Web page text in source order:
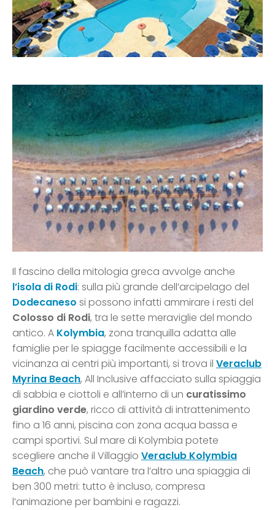
Il fascino della mitologia greca avvolge anche
l’isola di Rodi: sulla più grande dell’arcipelago del
Dodecaneso si possono infatti ammirare i resti del
Colosso di Rodi, tra le sette meraviglie del mondo
antico. A Kolymbia, zona tranquilla adatta alle
famiglie per le spiagge facilmente accessibili e la
vicinanza ai centri più importanti, si trova il Veraclub
Myrina Beach, All Inclusive affacciato sulla spiaggia
di sabbia e ciottoli e all’interno di un curatissimo
giardino verde, ricco di attività di intrattenimento
fino a 16 anni, piscina con zona acqua bassa e
campi sportivi. Sul mare di Kolymbia potete
scegliere anche il Villaggio Veraclub Kolymbia
Beach, che può vantare tra l’altro una spiaggia di
ben 300 metri: tutto è incluso, compresa
l’animazione per bambini e ragazzi.